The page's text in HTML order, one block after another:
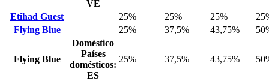
VE
Etihad Guest 25% 25% 25%
Flying Blue
25% 37,5% 43,75%
Flying Blue
Doméstico
Países
domésticos:
ES
25% 37,5% 43,75%